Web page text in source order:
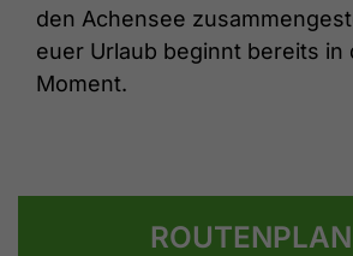
den Achensee
euer Urlaub beginnt bereits in
Moment.